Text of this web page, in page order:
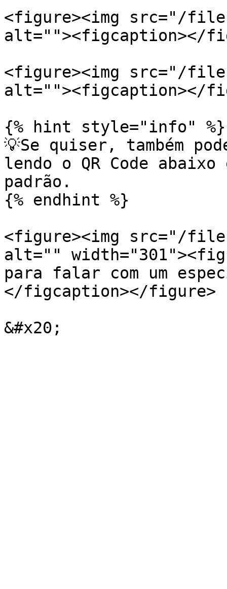
<figure><img src="/
alt=""><figcaption></
<figure><img src="/files/
alt=""><figcaption></
{% hint style="info" %}
💡Se quiser, também
lendo o QR Code abaixo
padrão.
{% endhint %}
<figure><img src="/files/
alt=""
para falar com um
</figcaption></figure>